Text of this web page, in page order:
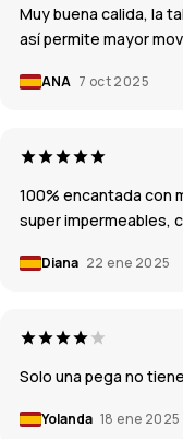
Muy buena calida, la
así permite mayor
ANA 7 oct 2025
100% encantada con
super impermeables,
Diana 22 ene 2025
Solo una pega no
Yolanda 18 ene 2025